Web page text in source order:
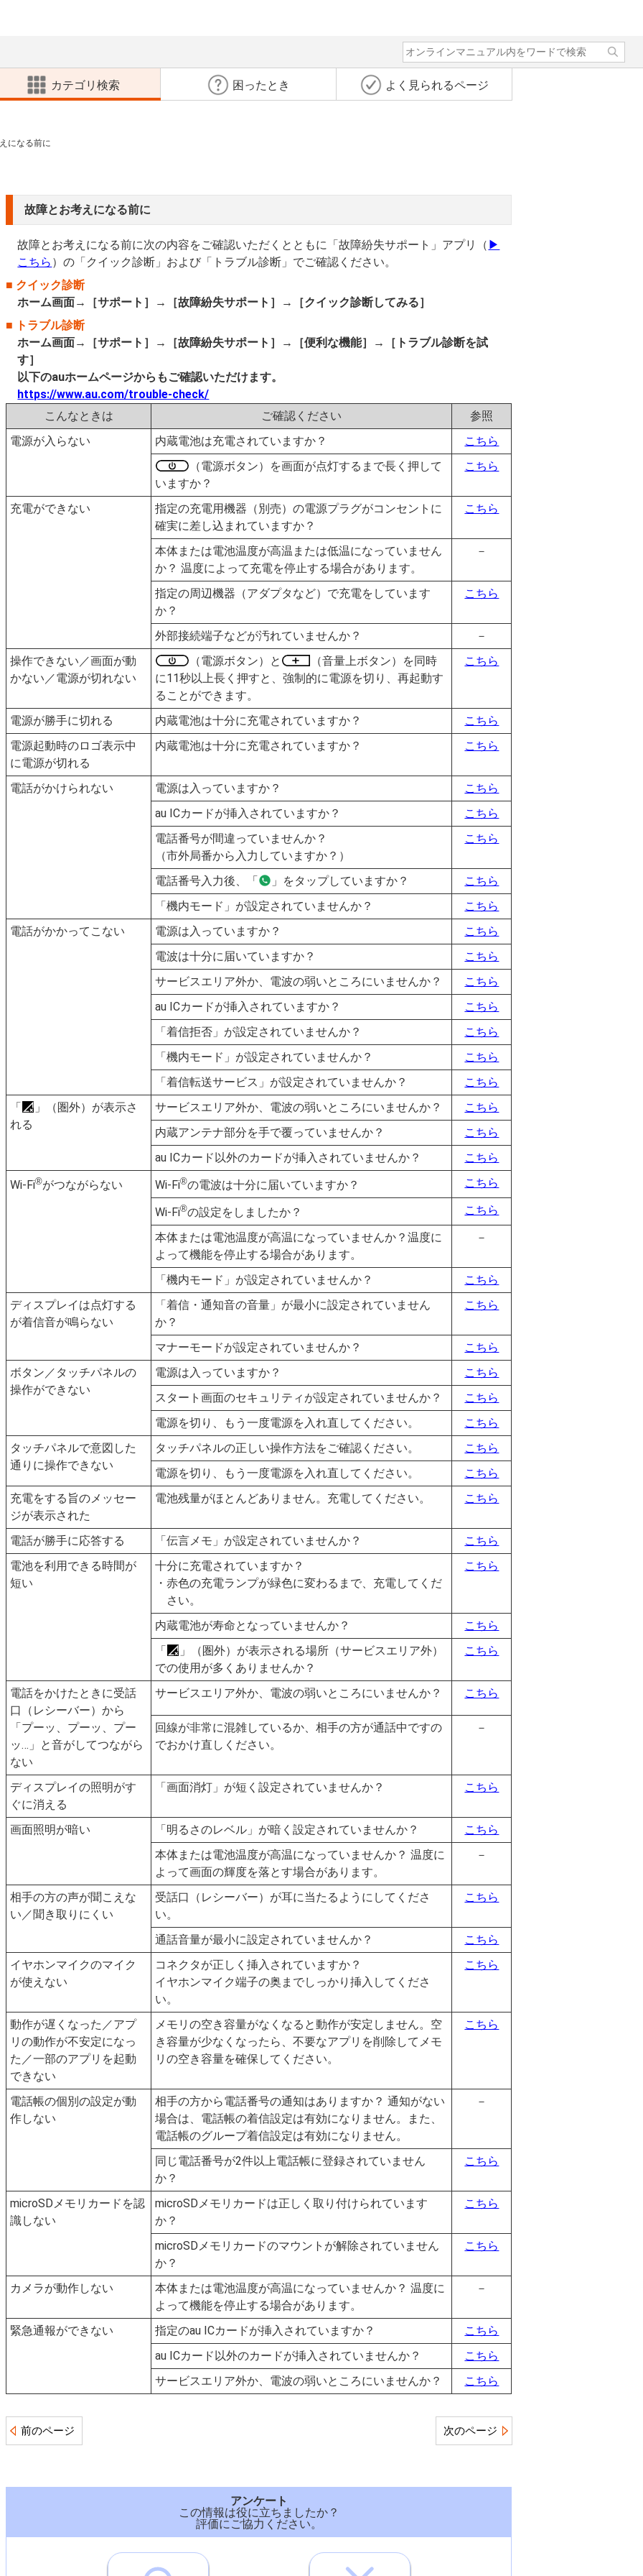
カテゴリ検索 困ったとき よく見られるページ
になる前に
故障とお考えになる前に
故障とお考えになる前に次の内容をご確認いただくとともに「故障紛失サポート」アプリ（ ▶
こちら ）の「クイック診断」および「トラブル診断」でご確認ください。
クイック診断
ホーム画面→［サポート］→［故障紛失サポート］→［クイック診断してみる］
トラブル診断
ホーム画面→［サポート］→［故障紛失サポート］→［便利な機能］→［トラブル診断を試
す］
以下のauホームページからもご確認いただけます。
https://www.au.com/trouble-check/
こんなときは
ご確認ください
参照
電源が入らない
内蔵電池は充電されていますか？
こちら
（電源ボタン）を画面が点灯するまで長く押して
いますか？
こちら
充電ができない
指定の充電用機器（別売）の電源プラグがコンセントに
確実に差し込まれていますか？
こちら
本体または電池温度が高温または低温になっていません
か？ 温度によって充電を停止する場合があります。
－
指定の周辺機器（アダプタなど）で充電をしています
か？
こちら
外部接続端子などが汚れていませんか？
－
操作できない／画面が動
かない／電源が切れない
（電源ボタン）と
（音量上ボタン）を同時
に11秒以上長く押すと、強制的に電源を切り、再起動す
ることができます。
こちら
電源が勝手に切れる 内蔵電池は十分に充電されていますか？
こちら
電源起動時のロゴ表示中
に電源が切れる
内蔵電池は十分に充電されていますか？ こちら
電話がかけられない 電源は入っていますか？
こちら
au ICカードが挿入されていますか？
こちら
電話番号が間違っていませんか？
（市外局番から入力していますか？）
こちら
電話番号入力後、「 」をタップしていますか？
こちら
「機内モード」が設定されていませんか？
こちら
電話がかかってこない
電源は入っていますか？
こちら
電波は十分に届いていますか？
こちら
サービスエリア外か、電波の弱いところにいませんか？
こちら
au ICカードが挿入されていますか？
こちら
「着信拒否」が設定されていませんか？
こちら
「機内モード」が設定されていませんか？
こちら
「着信転送サービス」が設定されていませんか？
こちら
「
」（圏外）が表示さ
れる
サービスエリア外か、電波の弱いところにいませんか？
こちら
内蔵アンテナ部分を手で覆っていませんか？
こちら
au ICカード以外のカードが挿入されていませんか？
こちら
Wi-Fi®がつながらない Wi-Fi®の電波は十分に届いていますか？ こちら
Wi-Fi®の設定をしましたか？
こちら
本体または電池温度が高温になっていませんか？温度に
よって機能を停止する場合があります。
－
「機内モード」が設定されていませんか？
こちら
ディスプレイは点灯する
が着信音が鳴らない
「着信・通知音の音量」が最小に設定されていません
か？
こちら
マナーモードが設定されていませんか？
こちら
ボタン／タッチパネルの
操作ができない
電源は入っていますか？
こちら
スタート画面のセキュリティが設定されていませんか？
こちら
電源を切り、もう一度電源を入れ直してください。
こちら
タッチパネルで意図した
通りに操作できない
タッチパネルの正しい操作方法をご確認ください。
こちら
電源を切り、もう一度電源を入れ直してください。
こちら
充電をする旨のメッセー
ジが表示された
電池残量がほとんどありません。充電してください。 こちら
電話が勝手に応答する 「伝言メモ」が設定されていませんか？
こちら
電池を利用できる時間が
短い
十分に充電されていますか？
赤色の充電ランプが緑色に変わるまで、充電してくだ
さい。
こちら
内蔵電池が寿命となっていませんか？
こちら
「
」（圏外）が表示される場所（サービスエリア外）
での使用が多くありませんか？
こちら
電話をかけたときに受話
口（レシーバー）から
「プーッ、プーッ、プー
ッ…」と音がしてつながら
ない
サービスエリア外か、電波の弱いところにいませんか？ こちら
回線が非常に混雑しているか、相手の方が通話中ですの
でおかけ直しください。
－
ディスプレイの照明がす
ぐに消える
「画面消灯」が短く設定されていませんか？ こちら
画面照明が暗い 「明るさのレベル」が暗く設定されていませんか？
こちら
本体または電池温度が高温になっていませんか？ 温度に
よって画面の輝度を落とす場合があります。
－
相手の方の声が聞こえな
い／聞き取りにくい
受話口（レシーバー）が耳に当たるようにしてくださ
い。
こちら
通話音量が最小に設定されていませんか？
こちら
イヤホンマイクのマイク
が使えない
コネクタが正しく挿入されていますか？
イヤホンマイク端子の奥までしっかり挿入してくださ
い。
こちら
動作が遅くなった／アプ
リの動作が不安定になっ
た／一部のアプリを起動
できない
メモリの空き容量がなくなると動作が安定しません。空
き容量が少なくなったら、不要なアプリを削除してメモ
リの空き容量を確保してください。
こちら
電話帳の個別の設定が動
作しない
相手の方から電話番号の通知はありますか？ 通知がない
場合は、電話帳の着信設定は有効になりません。また、
電話帳のグループ着信設定は有効になりません。
－
同じ電話番号が2件以上電話帳に登録されていません
か？
こちら
microSDメモリカードを認
識しない
microSDメモリカードは正しく取り付けられています
か？
こちら
microSDメモリカードのマウントが解除されていません
か？
こちら
カメラが動作しない
本体または電池温度が高温になっていませんか？ 温度に
よって機能を停止する場合があります。
－
緊急通報ができない 指定のau ICカードが挿入されていますか？
こちら
au ICカード以外のカードが挿入されていませんか？
こちら
サービスエリア外か、電波の弱いところにいませんか？
こちら
前のページ 次のページ
アンケート
この情報は役に立ちましたか？
評価にご協力ください。